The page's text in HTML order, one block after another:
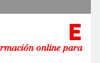
E
online para